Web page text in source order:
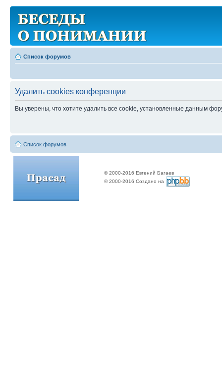
Список форумов
Удалить cookies конференции
Вы уверены, что хотите удалить все cookie, установленные данным
Список форумов
© 2000-2016 Евгений Багаев
© 2000-2016 Создано на